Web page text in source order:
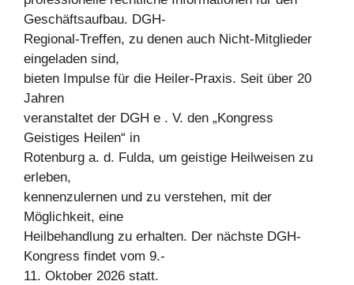
Geschäftsaufbau. DGH-
Regional-Treffen, zu denen auch Nicht-Mitglieder
eingeladen sind,
bieten Impulse für die Heiler-Praxis. Seit über 20
Jahren
veranstaltet der DGH e . V. den „Kongress
Geistiges Heilen“ in
Rotenburg a. d. Fulda, um geistige Heilweisen zu
erleben,
kennenzulernen und zu verstehen, mit der
Möglichkeit, eine
Heilbehandlung zu erhalten. Der nächste DGH-
Kongress findet vom 9.-
11. Oktober 2026 statt.